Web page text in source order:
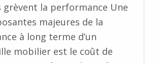
grèvent la performance Une
majeures de la
à long terme d’un
mobilier est le coût de